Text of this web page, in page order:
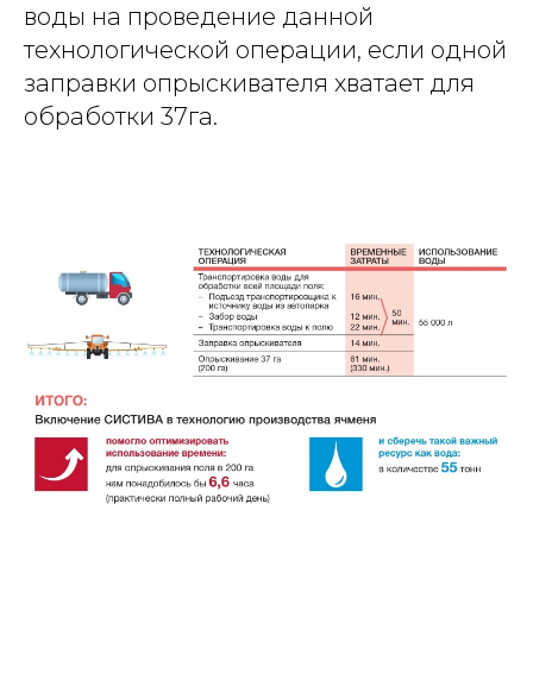
воды на проведение данной
технологической операции, если одной
заправки опрыскивателя хватает для
обработки 37га.